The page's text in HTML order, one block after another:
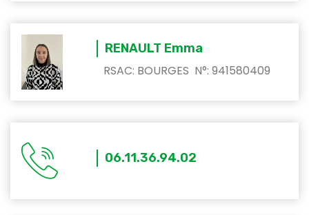
RENAULT Emma
RSAC: BOURGES N°: 941580409
06.11.36.94.02